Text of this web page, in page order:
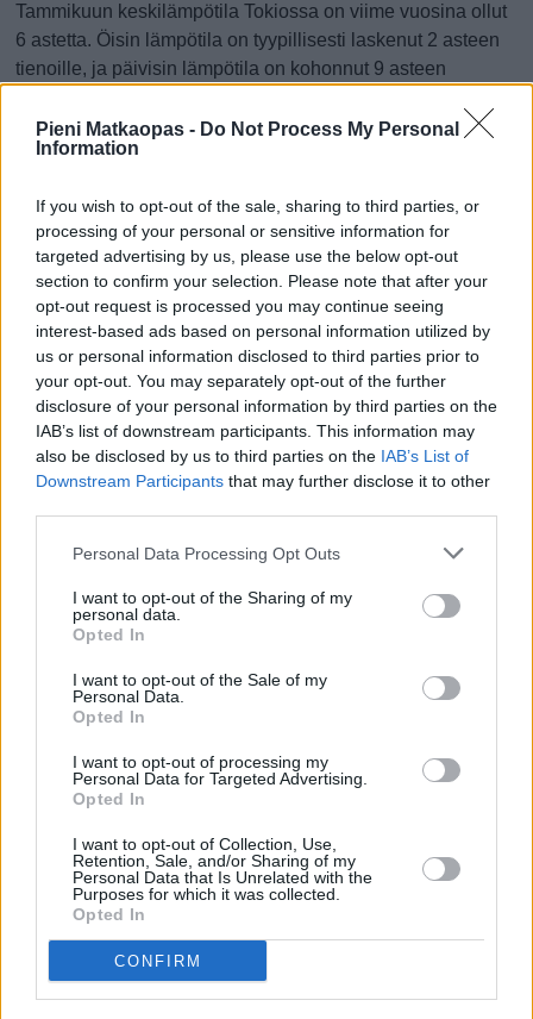
Pieni Matkaopas - Do Not Process My Personal
Information
If you wish to opt-out of the sale, sharing to third parties, or
processing of your personal or sensitive information for
targeted advertising by us, please use the below opt-out
section to confirm your selection. Please note that after your
opt-out request is processed you may continue seeing
interest-based ads based on personal information utilized by
us or personal information disclosed to third parties prior to
your opt-out. You may separately opt-out of the further
disclosure of your personal information by third parties on the
IAB’s list of downstream participants. This information may
also be disclosed by us to third parties on the IAB’s List of
Downstream Participants that may further disclose it to other
Personal Data Processing Opt Outs
I want to opt-out of the Sharing of my
personal data.
Opted In
I want to opt-out of the Sale of my
Personal Data.
Opted In
I want to opt-out of processing my
Personal Data for Targeted Advertising.
Opted In
I want to opt-out of Collection, Use,
Retention, Sale, and/or Sharing of my
Personal Data that Is Unrelated with the
Purposes for which it was collected.
Opted In
CONFIRM
Tammikuun keskilämpötila Tokiossa on viime vuosina ollut
6 astetta. Öisin lämpötila on tyypillisesti laskenut 2 asteen
tienoille, ja päivisin lämpötila on kohonnut 9 asteen
lämmin sää Tokiossa on keskimäärin ollut tammikuussa
viime vuosina ja vaihteluväli, jolla lämpötila tavallisina
Hetkellisesti Tokiossa on silti koettu tätäkin kylmempiä ja
lämpimämpiä tammikuisia päiviä. Esimerkiksi vuoden 2018
tammikuussa lämpötila käväisi alimmillaan -4 asteessa ja
toisaalta vuonna 2017 tammikuussa hätyyteltiin eräänä
poikkeuksellisen lämpimänä päivänä 19 asteen lukemia.
Entä muut kuukaudet? Miten lämmintä
Tokiossa on ollut...
Tammikuussa Helmikuussa Maaliskuussa
Lokakuussa Marraskuussa
Kiinnostavatko sademäärät?
Katso miten paljon
aikaisempina vuosina.
Tammikuun keskilämpötila Tokiossa
10 vuoden tarkastelujaksolla
Mikä on Tokion tavanomainen lämpötila tammikuussa.
Vuorokauden
keskilämpötila
keskimäärin
2010